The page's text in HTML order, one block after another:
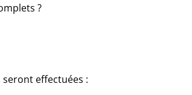
?
effectuées :